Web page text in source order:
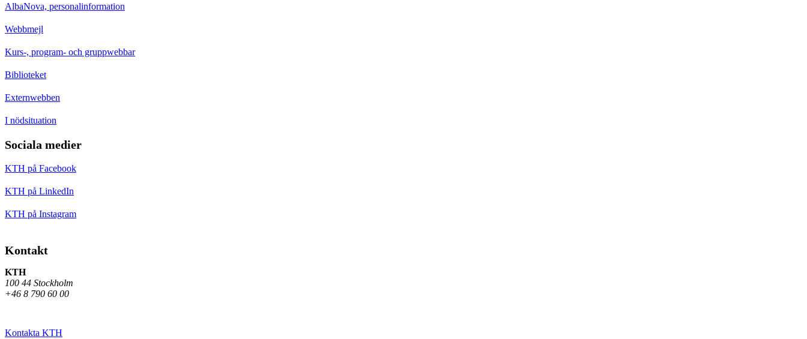
AlbaNova, personalinformation
Webbmejl
Kurs-, program- och gruppwebbar
Biblioteket
Externwebben
I nödsituation
Sociala medier
KTH på Facebook
KTH på LinkedIn
KTH på Instagram
Kontakt
KTH
100 44 Stockholm
+46 8 790 60 00
Kontakta KTH